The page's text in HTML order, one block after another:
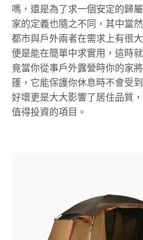
嗎，還是為了求一個安定的歸
家的定義也隨之不同，其中當
都市與戶外兩者在需求上有很
便是能在簡單中求實用，這時
竟當你從事戶外露營時你的家
篷，它能保護你休息時不會受
好壞更是大大影響了居住品質
值得投資的項目。